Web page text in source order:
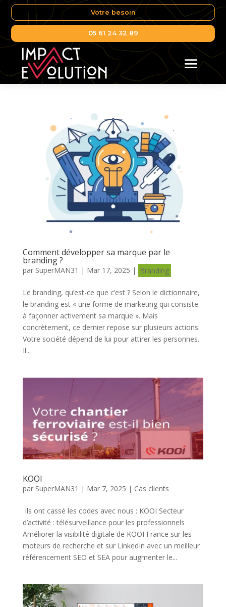
05 61 24 32 89
Votre besoin
Comment développer sa marque par le
branding ?
par SuperMAN31 | Mar 17, 2025 | Branding
Le branding, qu’est-ce que c’est ? Selon le dictionnaire,
le branding est « une forme de marketing qui consiste
à façonner activement sa marque ». Mais
concrètement, ce dernier repose sur plusieurs actions.
Votre société dépend de lui pour attirer les personnes.
Il...
KOOI
par SuperMAN31 | Mar 7, 2025 | Cas clients
Ils ont cassé les codes avec nous : KOOI Secteur
d’activité : télésurveillance pour les professionnels
Améliorer la visibilité digitale de KOOI France sur les
moteurs de recherche et sur LinkedIn avec un meilleur
référencement SEO et SEA pour augmenter le...